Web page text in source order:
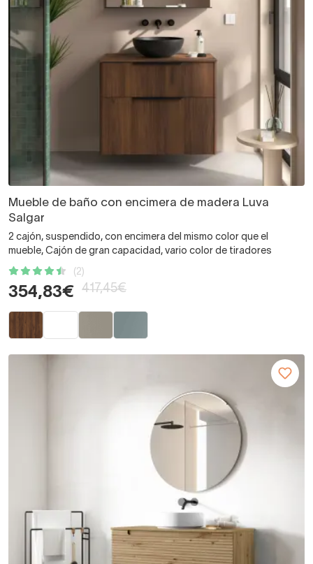
Mueble de baño con encimera de madera Luva
Salgar
2 cajón, suspendido, con encimera del mismo color que el
mueble, Cajón de gran capacidad, vario color de tiradores
(2)
354,83€ 417,45€